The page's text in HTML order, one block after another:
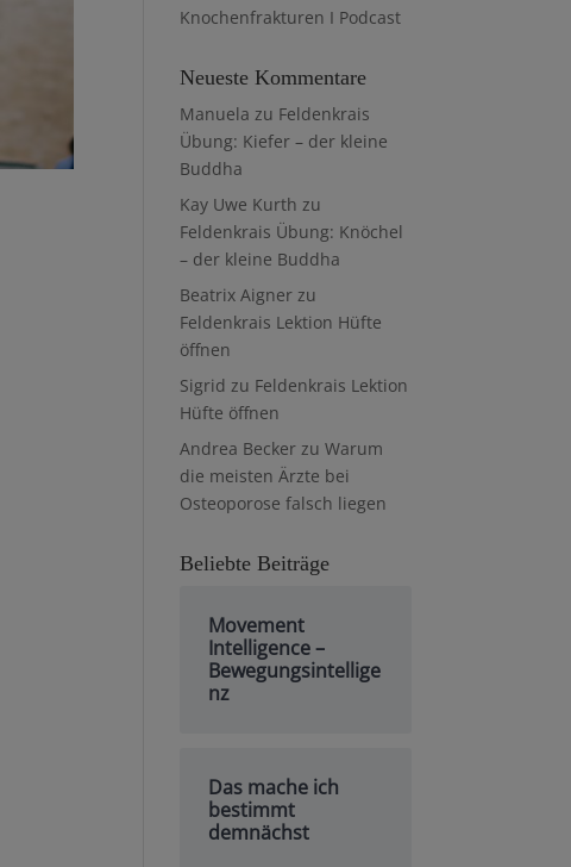
Knochenfrakturen I Podcast
Neueste Kommentare
Manuela zu Feldenkrais
Übung: Kiefer – der kleine
Buddha
Kay Uwe Kurth zu
Feldenkrais Übung: Knöchel
– der kleine Buddha
Beatrix Aigner zu
Feldenkrais Lektion Hüfte
öffnen
Sigrid zu Feldenkrais Lektion
Hüfte öffnen
Andrea Becker zuWarum
die meisten Ärzte bei
Osteoporose falsch liegen
Beliebte Beiträge
Movement
Intelligence –
Bewegungsintellige
nz
Das mache ich
bestimmt
demnächst